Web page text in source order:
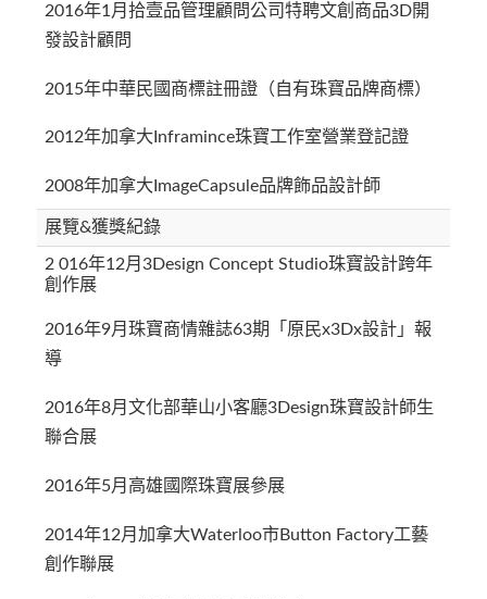
2016年1月拾壹品管理顧問公司特聘文創商品3D開
發設計顧問
2015年中華民國商標註冊證（自有珠寶品牌商標）
2012年加拿大Inframince珠寶工作室營業登記證
2008年加拿大ImageCapsule品牌飾品設計師
展覽&獲獎紀錄
2 016年12月3Design Concept Studio珠寶設計跨年
創作展
2016年9月珠寶商情雜誌63期「原民x3Dx設計」報
導
2016年8月文化部華山小客廳3Design珠寶設計師生
聯合展
2016年5月高雄國際珠寶展參展
2014年12月加拿大Waterloo市Button Factory工藝
創作聯展